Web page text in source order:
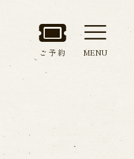
ご予約 MENU